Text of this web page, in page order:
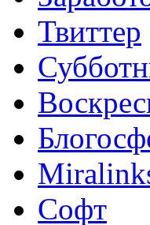
Твиттер
Софт